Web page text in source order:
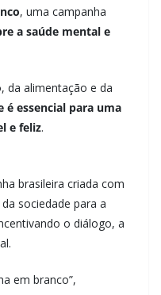
, uma campanha
a saúde mental e
da alimentação e da
é essencial para uma
e feliz.
brasileira criada com
sociedade para a
o diálogo, a
em branco”,